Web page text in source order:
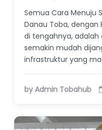
Semua Cara Menuju
Danau Toba, dengan
di tengahnya, adalah
semakin mudah
infrastruktur yang
by Admin Tobahub